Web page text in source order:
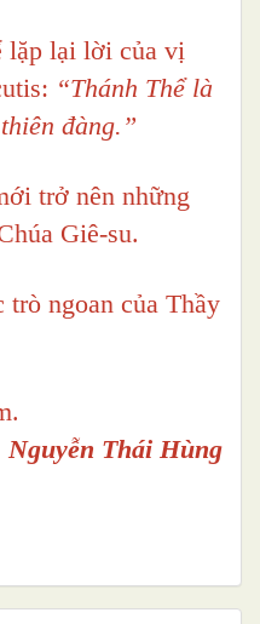
lặp lại lời của vị
“Thánh Thể là
đàng.”
trở nên những
Giê-su.
ngoan của Thầy
Nguyễn Thái Hùng